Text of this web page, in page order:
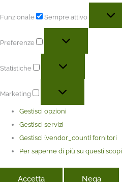
Funzionale Sempre attivo
Preferenze
Statistiche
Marketing
Gestisci opzioni
Gestisci servizi
Gestisci {vendor_count} fornitori
Per saperne di più su questi scopi
Accetta Nega